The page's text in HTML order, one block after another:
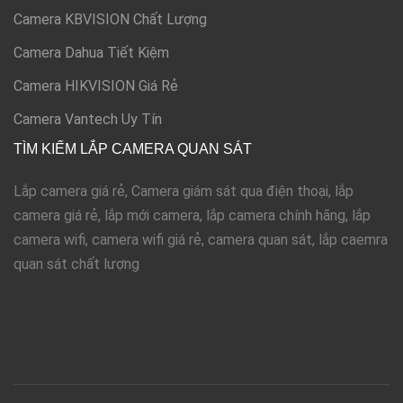
Camera KBVISION Chất Lượng
Camera Dahua Tiết Kiệm
Camera HIKVISION Giá Rẻ
Camera Vantech Uy Tín
TÌM KIẾM LẮP CAMERA QUAN SÁT
Lắp camera giá rẻ, Camera giám sát qua điện thoại, lắp
camera giá rẻ, lắp mới camera, lắp camera chính hãng, lắp
camera wifi, camera wifi giá rẻ, camera quan sát, lắp caemra
quan sát chất lượng